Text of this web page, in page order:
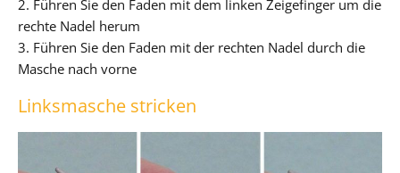
2. Führen Sie den Faden mit dem linken Zeigefinger um die
rechte Nadel herum
3. Führen Sie den Faden mit der rechten Nadel durch die
Masche nach vorne
Linksmasche stricken